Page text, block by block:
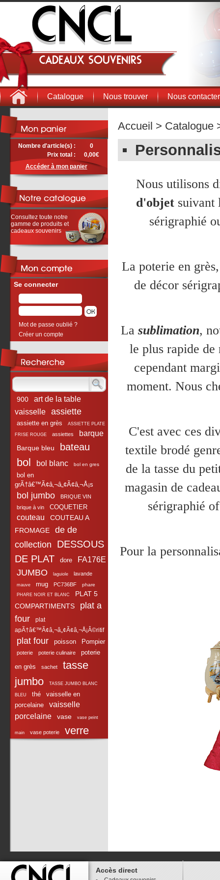
Cadeaux souvenirs
Catalogue Nous trouver Nous contacter
Accueil > Catalogue
Nous utilisons
d'objetsuivant
sérigraphié
La poterie en grès
de décor
La sublimation,
le plus rapide de
cependant
moment. Nous
C'est avec ces
textile brodé
de la tasse du
magasin de
sérigraphié
Pour la
Nombre d'article(s) :
0
Prix total :
0,00€
Accéder à mon panier
Consultez toute notre
gamme de produits et
cadeaux souvenirs
Se connecter
Mot de passe oublié ?
Créer un compte
900
art de la table
vaisselle
assiette
assiette en grès ASSIETTE PLATE
FRISE ROUGE assiettes barque
Barque bleu bateau
bol bol blanc bol en gres
bol en
grÃ†â€™Ã¢â‚¬â„¢Ã¢â‚¬Å¡s
bol jumbo
BRIQUE VIN
brique à vin
COQUETIER
couteau
COUTEAU A
FROMAGE
de de
collection
DESSOUS
DE PLAT
dore FA176E
JUMBO laguiole lavande
mauve mug PC736BF phare
PHARE NOIR ET BLANC
PLAT 5
COMPARTIMENTS
plat a
four
plat
apÃ†â€™Ã¢â‚¬â„¢Ã¢â‚¬Å¡Â©ritif
plat four poisson Pompier
poterie poterie culinaire
poterie
en grès
sachet
tasse
jumbo
TASSE JUMBO BLANC
BLEU thé
vaisselle en
porcelaine
vaisselle
porcelaine
vase vase peint
main vase poterie verre
Accès direct